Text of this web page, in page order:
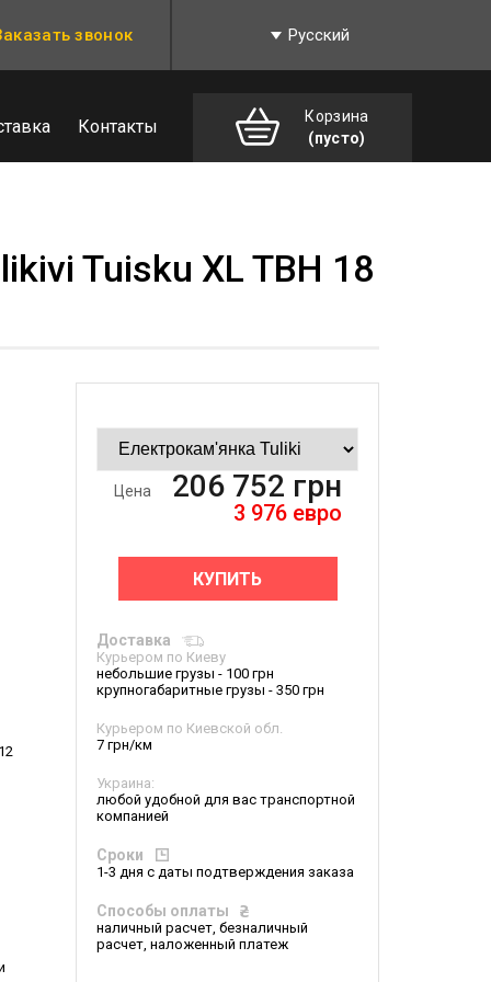
звонок Русский
Контакты
Корзина
(пусто)
Tuisku XL TBH 18
Цена 206 752 грн
3 976 евро
КУПИТЬ
Доставка
Курьером по Киеву
небольшие грузы - 100 грн
крупногабаритные грузы - 350 грн
Курьером по Киевской обл.
7 грн/км
Украина:
любой удобной для вас транспортной
компанией
Сроки
1-3 дня с даты подтверждения заказа
Способы оплаты
наличный расчет, безналичный
расчет, наложенный платеж